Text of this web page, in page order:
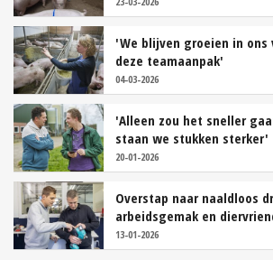
'We blijven groeien in ons
deze teamaanpak'
04-03-2026
'Alleen zou het sneller
staan we stukken sterker'
20-01-2026
Overstap naar naaldloos
arbeidsgemak en
13-01-2026